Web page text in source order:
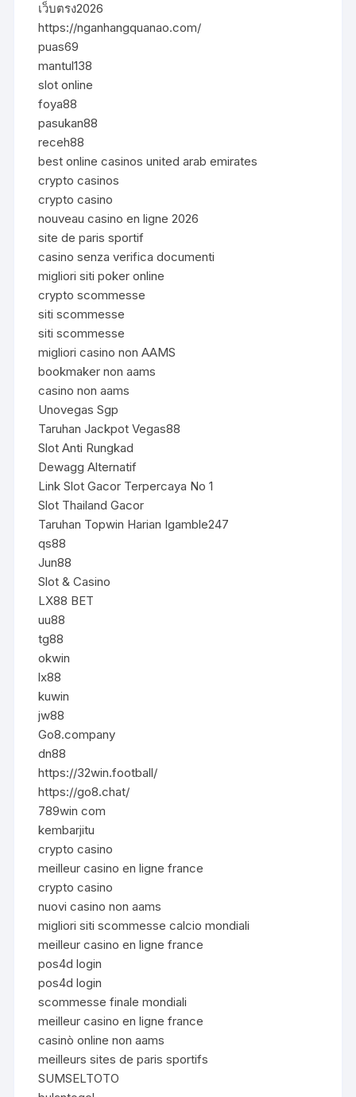
เว็บตรง2026
https://nganhangquanao.com/
puas69
mantul138
slot online
foya88
pasukan88
receh88
best online casinos united arab emirates
crypto casinos
crypto casino
nouveau casino en ligne 2026
site de paris sportif
casino senza verifica documenti
migliori siti poker online
crypto scommesse
siti scommesse
siti scommesse
migliori casino non AAMS
bookmaker non aams
casino non aams
Unovegas Sgp
Taruhan Jackpot Vegas88
Slot Anti Rungkad
Dewagg Alternatif
Link Slot Gacor Terpercaya No 1
Slot Thailand Gacor
Taruhan Topwin Harian Igamble247
qs88
Jun88
Slot & Casino
LX88 BET
uu88
tg88
okwin
lx88
kuwin
jw88
Go8.company
dn88
https://32win.football/
https://go8.chat/
789win com
kembarjitu
crypto casino
meilleur casino en ligne france
crypto casino
nuovi casino non aams
migliori siti scommesse calcio mondiali
meilleur casino en ligne france
pos4d login
pos4d login
scommesse finale mondiali
meilleur casino en ligne france
casinò online non aams
meilleurs sites de paris sportifs
SUMSELTOTO